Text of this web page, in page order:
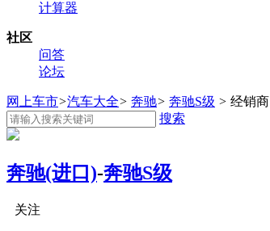
计算器
社区
问答
论坛
网上车市>汽车大全> 奔驰> 奔驰S级 > 经销商
搜索
奔驰(进口)-奔驰S级
关注